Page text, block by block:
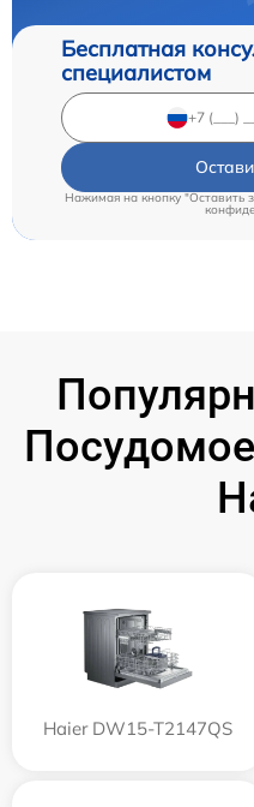
Бесплатная
специалистом
Нажимая на кнопку "Оставить
Haier DW15-T2147QS